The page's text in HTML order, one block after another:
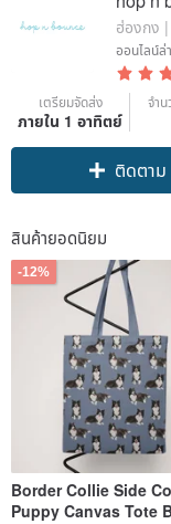
ฮ่องกง
ออนไลน์ล่
เตรียมจัดส่ง
ภายใน 1 อาทิตย์
จำ
Claim
ติดตาม
สินค้ายอดนิยม
-12%
Border Collie Side
Puppy Canvas Tote